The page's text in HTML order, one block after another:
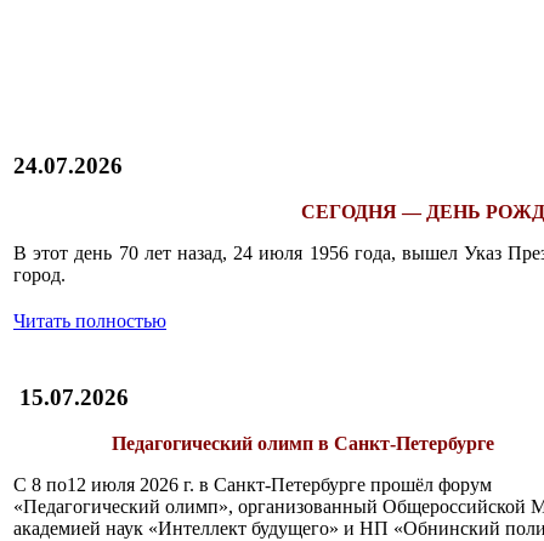
24.07.2026
СЕГОДНЯ — ДЕНЬ
В этот день 70 лет назад, 24 июля 1956 года, вышел Указ
город.
Читать полностью
15.07.2026
Педагогический олимп в Санкт-Петербурге
С 8 по12 июля 2026 г. в Санкт-Петербурге прошёл форум
«Педагогический олимп», организованный Общероссийской
академией наук «Интеллект будущего» и НП «Обнинский